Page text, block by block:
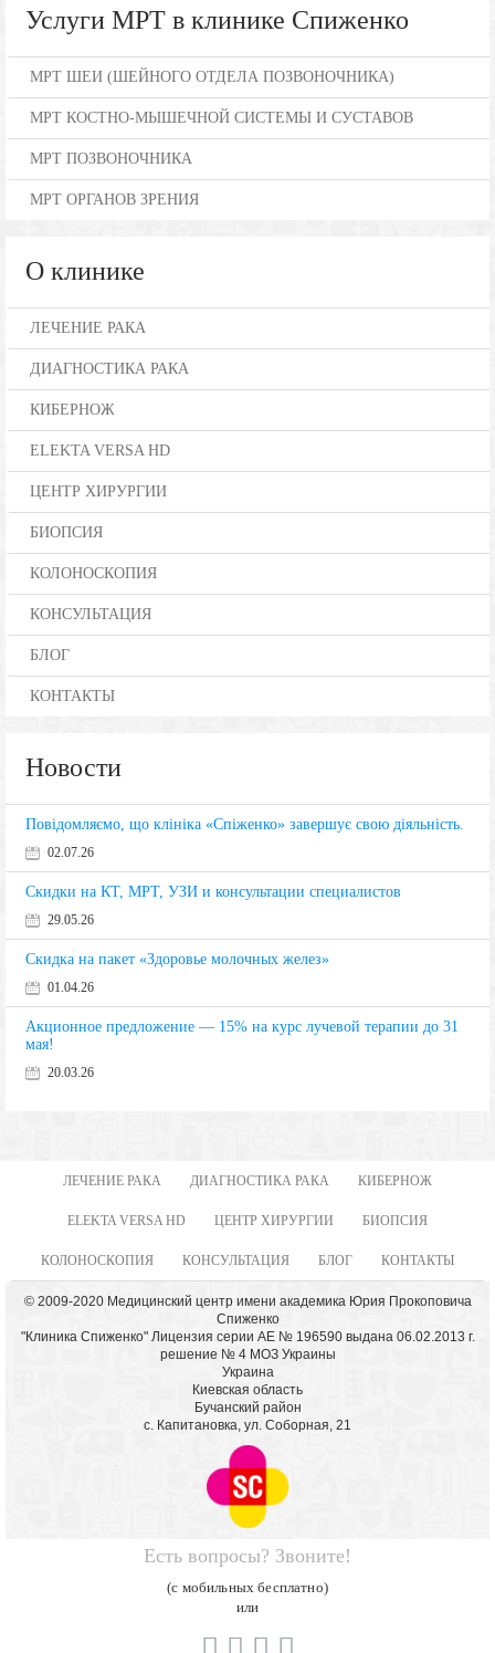
Услуги МРТ в клинике Спиженко
МРТ ШЕИ (ШЕЙНОГО ОТДЕЛА ПОЗВОНОЧНИКА)
МРТ КОСТНО-МЫШЕЧНОЙ СИСТЕМЫ И СУСТАВОВ
МРТ ПОЗВОНОЧНИКА
МРТ ОРГАНОВ ЗРЕНИЯ
О клинике
ЛЕЧЕНИЕ РАКА
ДИАГНОСТИКА РАКА
КИБЕРНОЖ
ELEKTA VERSA HD
ЦЕНТР ХИРУРГИИ
БИОПСИЯ
КОЛОНОСКОПИЯ
КОНСУЛЬТАЦИЯ
БЛОГ
КОНТАКТЫ
Новости
Повідомляємо, що клініка «Спіженко» завершує свою діяльність.
02.07.26
Скидки на КТ, МРТ, УЗИ и консультации специалистов
29.05.26
Скидка на пакет «Здоровье молочных желез»
01.04.26
Акционное предложение — 15% на курс лучевой терапии до 31
мая!
20.03.26
ЛЕЧЕНИЕ РАКА ДИАГНОСТИКА РАКА КИБЕРНОЖ
ELEKTA VERSA HD ЦЕНТР ХИРУРГИИ БИОПСИЯ
КОЛОНОСКОПИЯ КОНСУЛЬТАЦИЯ БЛОГ КОНТАКТЫ
© 2009-2020 Медицинский центр имени академика Юрия Прокоповича
Спиженко
"Клиника Спиженко" Лицензия серии АЕ № 196590 выдана 06.02.2013 г.
решение № 4 МОЗ Украины
Украина
Киевская область
Бучанский район
с. Капитановка, ул. Соборная, 21
Есть вопросы? Звоните!
(с мобильных бесплатно)
или